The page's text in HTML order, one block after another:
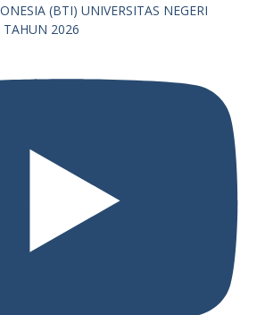
(BTI) UNIVERSITAS NEGERI
TAHUN 2026